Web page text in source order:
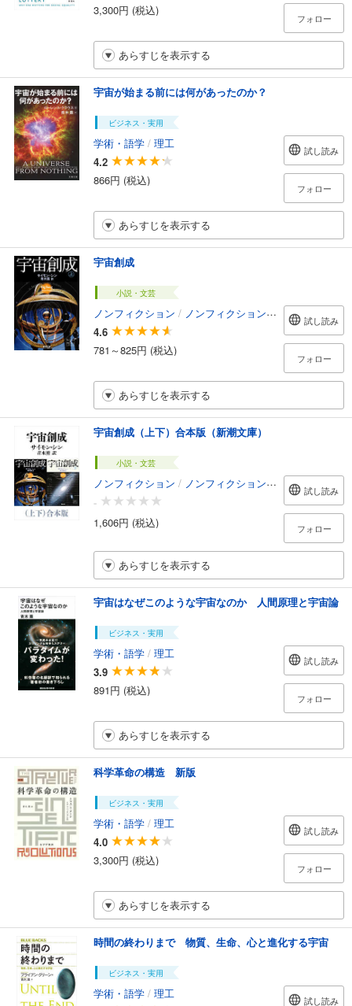
3,300円 (税込)
フォロー
あらすじを表示する
宇宙が始まる前には何があったのか？
ビジネス・実用
学術・語学 / 理工
4.2
866円 (税込)
試し読み
フォロー
あらすじを表示する
宇宙創成
小説・文芸
ノンフィクション / ノンフィクション・ドキュメンタリー
4.6
781～825円 (税込)
試し読み
フォロー
あらすじを表示する
宇宙創成（上下）合本版（新潮文庫）
小説・文芸
ノンフィクション / ノンフィクション・ドキュメンタリー
-
1,606円 (税込)
試し読み
フォロー
あらすじを表示する
宇宙はなぜこのような宇宙なのか 人間原理と宇宙論
ビジネス・実用
学術・語学 / 理工
3.9
891円 (税込)
試し読み
フォロー
あらすじを表示する
科学革命の構造 新版
ビジネス・実用
学術・語学 / 理工
4.0
3,300円 (税込)
試し読み
フォロー
あらすじを表示する
時間の終わりまで 物質、生命、心と進化する宇宙
ビジネス・実用
学術・語学 / 理工
試し読み